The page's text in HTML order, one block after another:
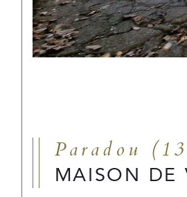
Paradou
MAISON DE